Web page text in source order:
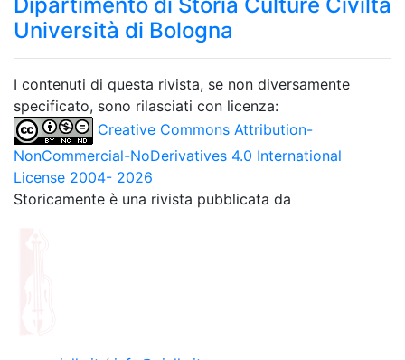
Università di Bologna
I contenuti di questa rivista, se non diversamente
specificato, sono rilasciati con licenza:
Creative Commons Attribution-
NonCommercial-NoDerivatives 4.0 International
License 2004- 2026
Storicamente è una rivista pubblicata da